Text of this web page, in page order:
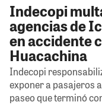
Indecopi
agencias de
en accidente
Huacachina
Indecopi
exponer a pasajeros
paseo que terminó